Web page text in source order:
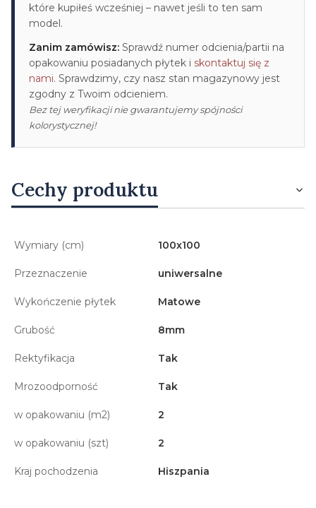
które kupiłeś wcześniej – nawet jeśli to ten sam
model.
Zanim zamówisz: Sprawdź numer odcienia/partii na
opakowaniu posiadanych płytek i skontaktuj się z
nami. Sprawdzimy, czy nasz stan magazynowy jest
zgodny z Twoim odcieniem.
Bez tej weryfikacji nie gwarantujemy spójności
kolorystycznej!
Cechy produktu
Wymiary (cm) 100x100
Przeznaczenie uniwersalne
Wykończenie płytek Matowe
Grubość 8mm
Rektyfikacja Tak
Mrozoodporność Tak
w opakowaniu (m2) 2
w opakowaniu (szt) 2
Kraj pochodzenia Hiszpania